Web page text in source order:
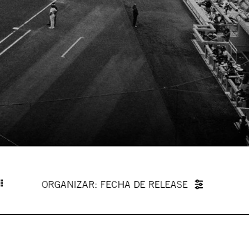
FECHA DE RELEASE